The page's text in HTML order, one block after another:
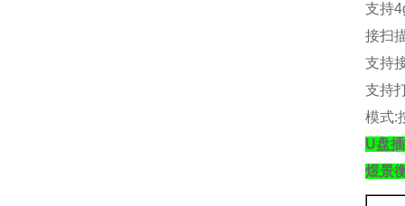
支持
接扫
支持
支持
模式:
U盘
煜景